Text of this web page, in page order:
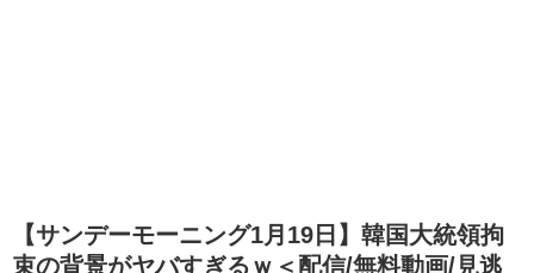
【サンデーモーニング1月19日】韓国大統領拘
束の背景がヤバすぎるｗ＜配信/無料動画/見逃